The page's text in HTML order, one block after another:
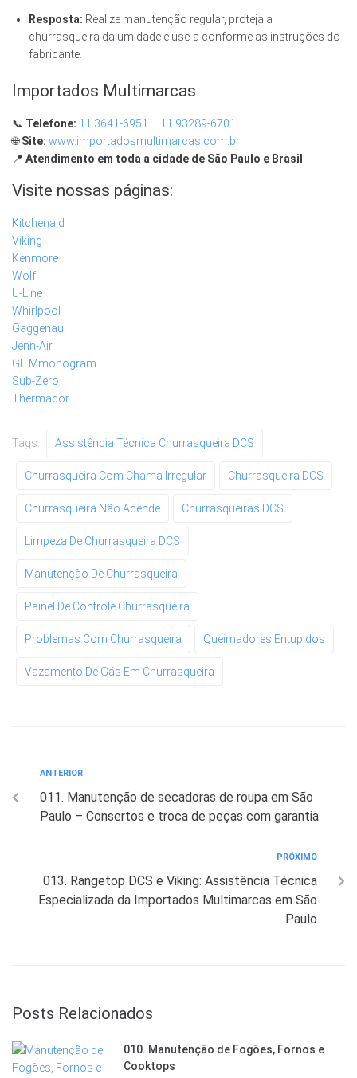
Resposta: Realize manutenção regular, proteja a
churrasqueira da umidade e use-a conforme as instruções do
fabricante.
Importados Multimarcas
📞 Telefone: 11 3641-6951 – 11 93289-6701
🌐Site: www.importadosmultimarcas.com.br
📍 Atendimento em toda a cidade de São Paulo e Brasil
Visite nossas páginas:
Kitchenaid
Viking
Kenmore
Wolf
U-Line
Whirlpool
Gaggenau
Jenn-Air
GE Mmonogram
Sub-Zero
Thermador
Tags: Assistência Técnica Churrasqueira DCS
Churrasqueira Com Chama Irregular Churrasqueira DCS
Churrasqueira Não Acende Churrasqueiras DCS
Limpeza De Churrasqueira DCS
Manutenção De Churrasqueira
Painel De Controle Churrasqueira
Problemas Com Churrasqueira Queimadores Entupidos
Vazamento De Gás Em Churrasqueira
ANTERIOR
011. Manutenção de secadoras de roupa em São
Paulo – Consertos e troca de peças com garantia
PRÓXIMO
013. Rangetop DCS e Viking: Assistência Técnica
Especializada da Importados Multimarcas em São
Paulo
Posts Relacionados
010. Manutenção de Fogões, Fornos e
Cooktops